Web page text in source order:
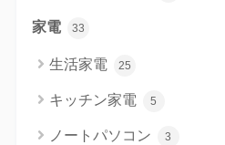
家電 33
生活家電 25
キッチン家電 5
ノートパソコン 3